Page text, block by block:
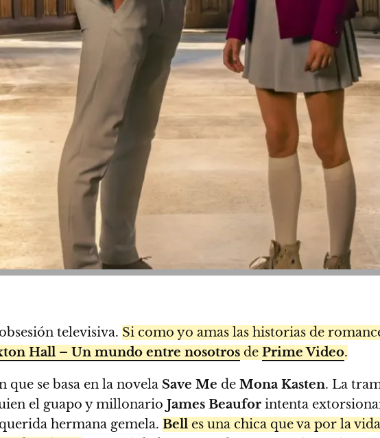
televisiva. Si como yo amas las historias de
Hall – Un mundo entre nosotros de Prime Video.
que se basa en la novela Save Me de Mona Kasten. La
el guapo y millonario James Beaufor intenta
hermana gemela. Bell es una chica que va por la